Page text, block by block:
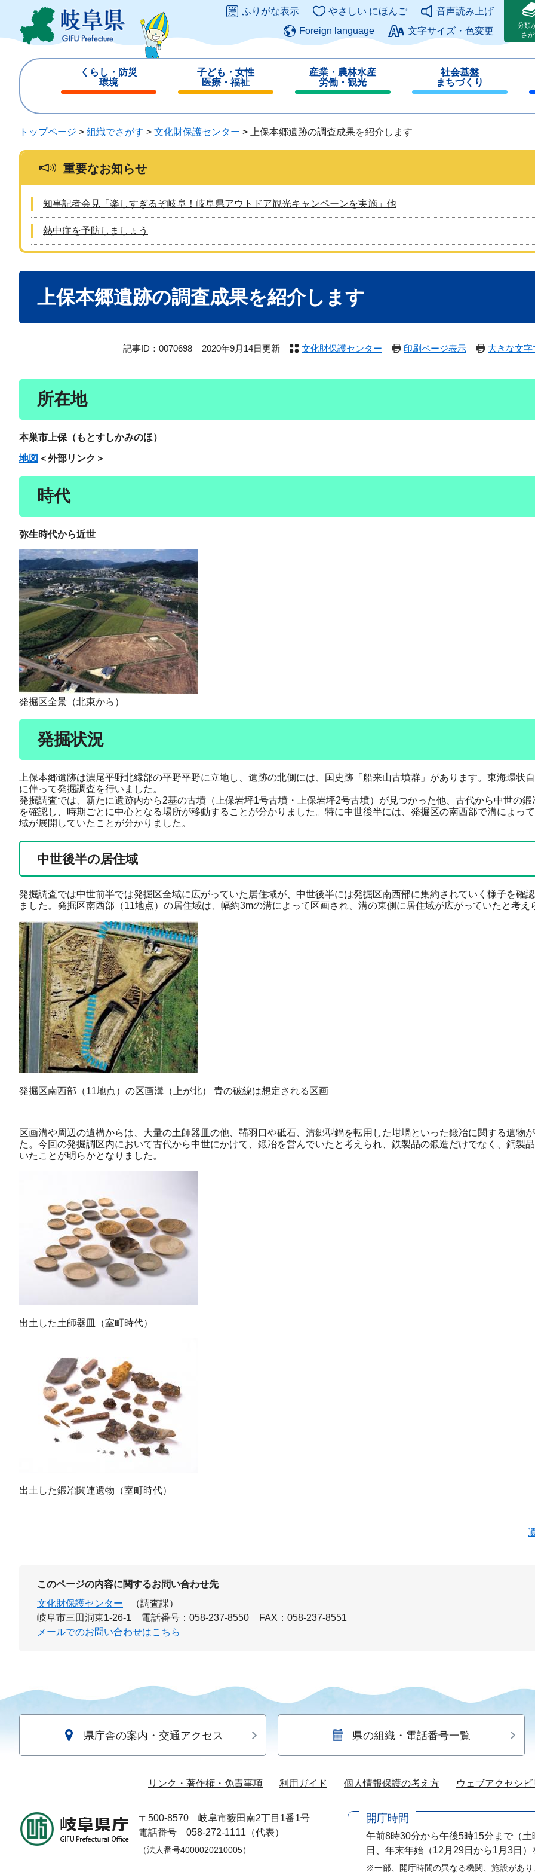
ジ
ュ
このページの本文へ
ふりがな表示 やさしい にほんご
音声読み上げ
Foreign language
文字サイズ・色変更
分類
さ
くらし・防災
環境
じ
子ども・女性
医療・福祉
じ
る
産業・農林水産
労働・観光
じ
る
社会基盤
まちづくり
じ
トップページ > 組織でさがす > 文化財保護センター > 上保本郷遺跡の調査成果を紹介します
重要なお知らせ
知事記者会見「楽しすぎるぞ岐阜！岐阜県アウトドア観光キャンペーンを実施」他
熱中症を予防しましょう
上保本郷遺跡の調査成果を紹介します
記事ID：0070698 2020年9月14日更新 文化財保護センター 印刷ページ表示 大きな文
所在地
本巣市上保（もとすしかみのほ）
地図 ＜外部リンク＞
時代
弥生時代から近世
発掘区全景（北東から）
発掘状況
上保本郷遺跡は濃尾平野北縁部の平野平野に立地し、遺跡の北側には、国史跡「船来山古墳群」があります。東海環状
に伴って発掘調査を行いました。
発掘調査では、新たに遺跡内から2基の古墳（上保岩坪1号古墳・上保岩坪2号古墳）が見つかった他、古代から中世の
を確認し、時期ごとに中心となる場所が移動することが分かりました。特に中世後半には、発掘区の南西部で溝によっ
域が展開していたことが分かりました。
中世後半の居住域
発掘調査では中世前半では発掘区全域に広がっていた居住域が、中世後半には発掘区南西部に集約されていく様子を確
ました。発掘区南西部（11地点）の居住域は、幅約3mの溝によって区画され、溝の東側に居住域が広がっていたと考え
発掘区南西部（11地点）の区画溝（上が北） 青の破線は想定される区画
区画溝や周辺の遺構からは、大量の土師器皿の他、鞴羽口や砥石、清郷型鍋を転用した坩堝といった鍛冶に関する遺物
た。今回の発掘調区内において古代から中世にかけて、鍛冶を営んでいたと考えられ、鉄製品の鍛造だけでなく、銅製
いたことが明らかとなりました。
出土した土師器皿（室町時代）
出土した鍛冶関連遺物（室町時代）
このページの内容に関するお問い合わせ先
文化財保護センター
（調査課）
岐阜市三田洞東1-26-1
電話番号：058-237-8550
FAX：058-237-8551
メールでのお問い合わせはこちら
県庁舎の案内・交通アクセス 県の組織・電話番号一覧
リンク・著作権・免責事項 利用ガイド 個人情報保護の考え方 ウェブアクセシ
〒500-8570
岐阜市薮田南2丁目1番1号
電話番号 058-272-1111（代表）
（法人番号4000020210005）
開庁時間
午前8時30分から午後5時15分まで （
日、年末年始（12月29日から1月3日）
※一部、開庁時間の異なる機関、施設があり